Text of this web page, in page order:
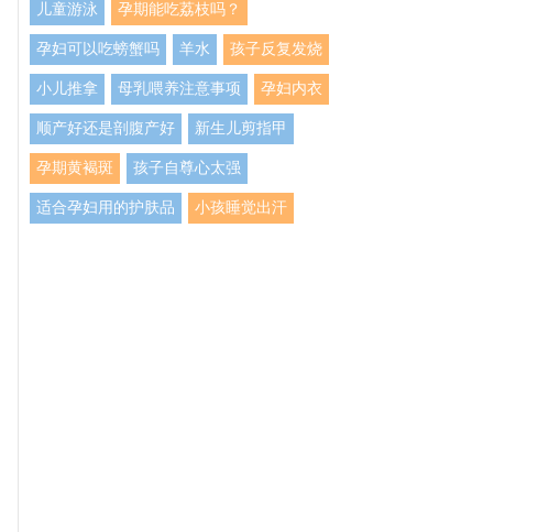
儿童游泳 孕期能吃荔枝吗？
孕妇可以吃螃蟹吗 羊水 孩子反复发烧
小儿推拿 母乳喂养注意事项 孕妇内衣
顺产好还是剖腹产好 新生儿剪指甲
孕期黄褐斑 孩子自尊心太强
适合孕妇用的护肤品 小孩睡觉出汗